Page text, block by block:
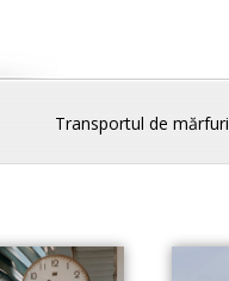
Transportul de mărfuri